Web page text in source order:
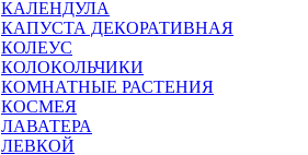
КАЛЕНДУЛА
КАПУСТА ДЕКОРАТИВНАЯ
КОЛЕУС
КОЛОКОЛЬЧИКИ
КОМНАТНЫЕ РАСТЕНИЯ
КОСМЕЯ
ЛАВАТЕРА
ЛЕВКОЙ